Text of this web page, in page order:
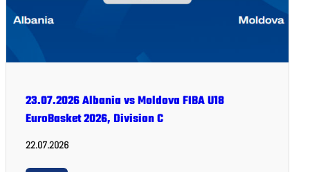
23.07.2026 Albania vs Moldova FIBA U18
EuroBasket 2026, Division C
22.07.2026